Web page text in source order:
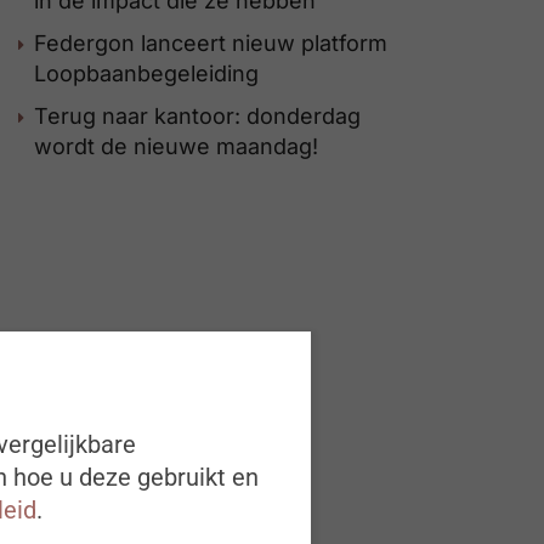
Federgon lanceert nieuw platform
Loopbaanbegeleiding
Terug naar kantoor: donderdag
wordt de nieuwe maandag!
u deze gebruikt en
.